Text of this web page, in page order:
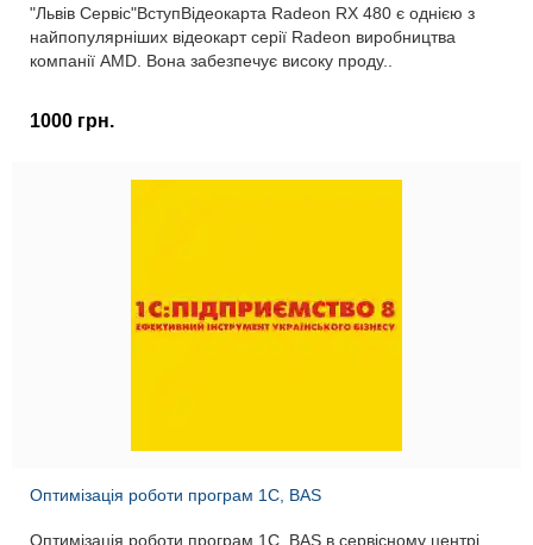
"Львів Сервіс"ВступВідеокарта Radeon RX 480 є однією з
найпопулярніших відеокарт серії Radeon виробництва
компанії AMD. Вона забезпечує високу проду..
1000 грн.
Оптимізація роботи програм 1С, BAS
Оптимізація роботи програм 1С, BAS в сервісному центрі